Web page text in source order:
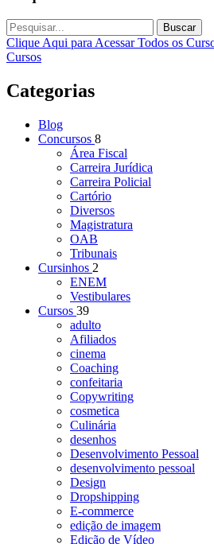
Buscar
Clique Aqui para Acessar Todos os
Cursos
Categorias
Blog
Concursos 8
Área Fiscal
Carreira Jurídica
Carreira Policial
Cartório
Diversos
Magistratura
OAB
Tribunais
Cursinhos 2
ENEM
Vestibulares
Cursos 39
adulto
Afiliados
cinema
Coaching
confeitaria
Copywriting
cosmetica
Culinária
desenhos
Desenvolvimento Pessoal
desenvolvimento pessoal
Design
Dropshipping
E-commerce
edição de imagem
Edição de Vídeo